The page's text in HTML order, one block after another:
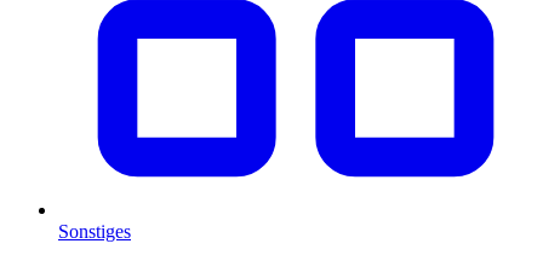
Sonstiges